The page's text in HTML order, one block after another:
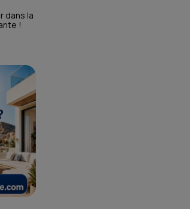
dans la
!